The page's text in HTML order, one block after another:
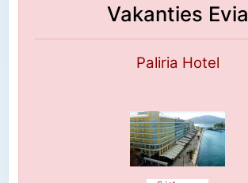
Vakanties Evia
Paliria Hotel